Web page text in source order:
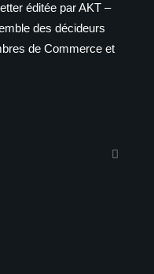
éditée par AKT –
des décideurs
de Commerce et